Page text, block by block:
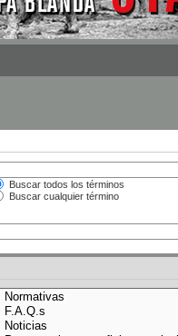
Buscar todos los términos
Buscar cualquier término